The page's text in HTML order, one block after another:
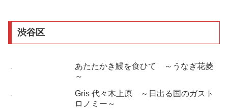
渋谷区
あたたかき鰻を食ひて ～うなぎ花菱
～
Gris 代々木上原 ～日出る国のガスト
ロノミー～